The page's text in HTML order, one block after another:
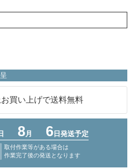
買い上げで送料無料